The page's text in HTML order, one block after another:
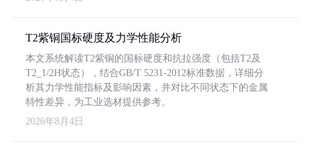
T2紫铜国标硬度及力学性能分析
本文系统解读T2紫铜的国标硬度和抗拉强度（包括T2及
T2_1/2H状态），结合GB/T 5231-2012标准数据，详细分
析其力学性能指标及影响因素，并对比不同状态下的金属
特性差异，为工业选材提供参考。
2026年8月4日